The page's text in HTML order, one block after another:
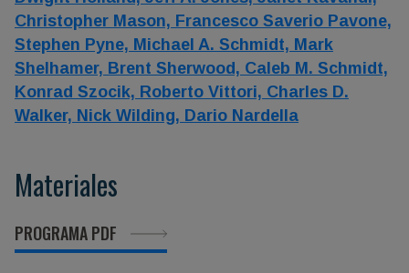
Christopher Mason, Francesco Saverio Pavone,
Stephen Pyne, Michael A. Schmidt, Mark
Shelhamer, Brent Sherwood, Caleb M. Schmidt,
Konrad Szocik, Roberto Vittori, Charles D.
Walker, Nick Wilding, Dario Nardella
Materiales
PROGRAMA PDF